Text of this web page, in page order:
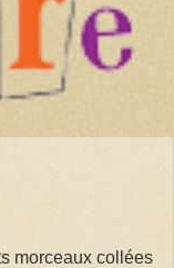
morceaux collées